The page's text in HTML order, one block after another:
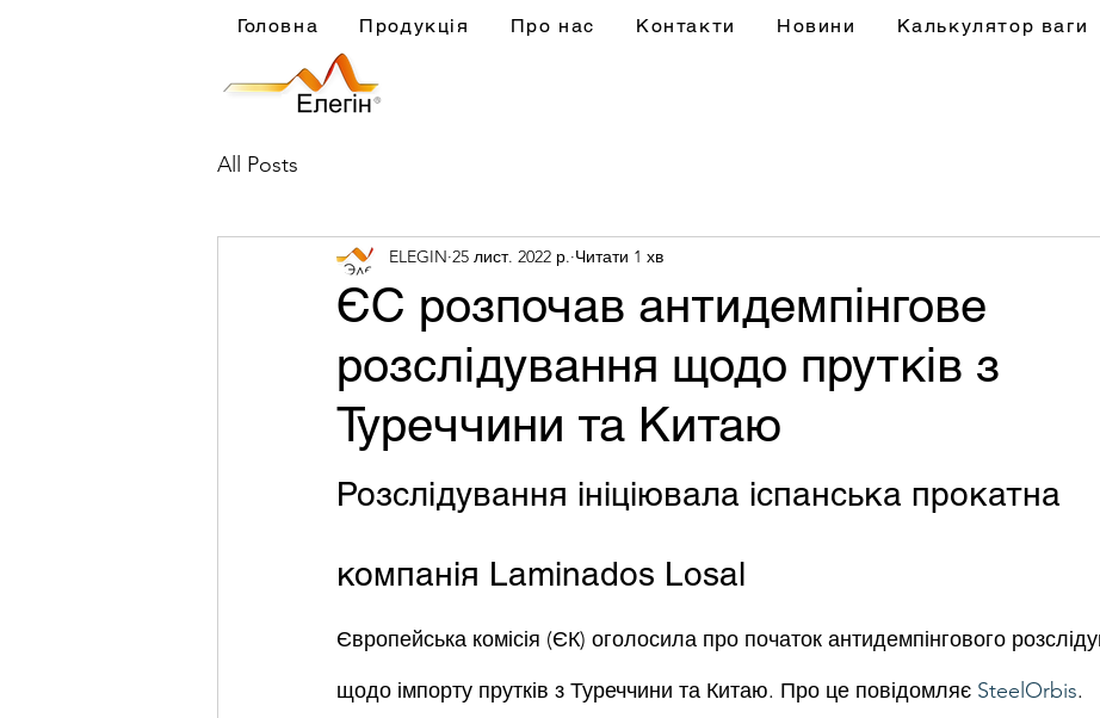
Головна Продукція Про нас Контакти Новини Калькулятор ваги
All Posts
ЄС розпочав антидемпінгове
розслідування щодо прутків з
Туреччини та Китаю
ELEGIN 25 лист. 2022 р. Читати 1 хв
Розслідування ініціювала іспанська прокатна
компанія Laminados Losal
Європейська комісія (ЄК) оголосила про початок антидемпінгового
щодо імпорту прутків з Туреччини та Китаю. Про це повідомляє SteelOrbis.